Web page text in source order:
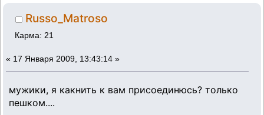
Russo_Matroso
Карма: 21
« 17 Января 2009, 13:43:14 »
мужики, я какнить к вам присоединюсь? только
пешком....